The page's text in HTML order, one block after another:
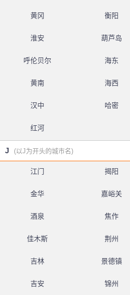
黄冈 衡阳
淮安 葫芦岛
呼伦贝尔 海东
黄南 海西
汉中 哈密
红河
J (以J为开头的城市名)
江门 揭阳
金华 嘉峪关
酒泉 焦作
佳木斯 荆州
吉林 景德镇
吉安 锦州